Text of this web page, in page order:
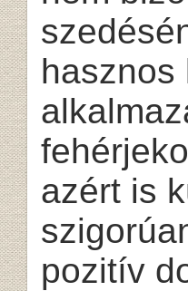
hasznos
azért is
pozitív